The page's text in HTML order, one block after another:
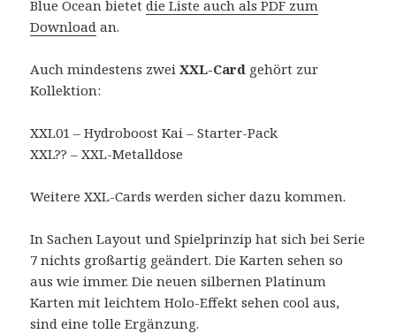
Blue Ocean bietetdie Liste auch als PDF zum
Download an.
Auch mindestens zweiXXL-Card gehört zur
Kollektion:
XXL01 – Hydroboost Kai – Starter-Pack
XXL?? – XXL-Metalldose
Weitere XXL-Cards werden sicher dazu kommen.
In Sachen Layout und Spielprinzip hat sich bei Serie
7 nichts großartig geändert. Die Karten sehen so
aus wie immer. Die neuen silbernen Platinum
Karten mit leichtem Holo-Effekt sehen cool aus,
sind eine tolle Ergänzung.